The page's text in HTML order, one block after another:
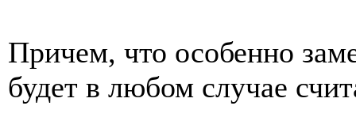
Причем, что особенно
будет в любом случае